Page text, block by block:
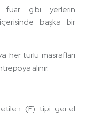
fuar gibi yerlerin
başka bir
her türlü masrafları
alınır.
(F) tipi genel